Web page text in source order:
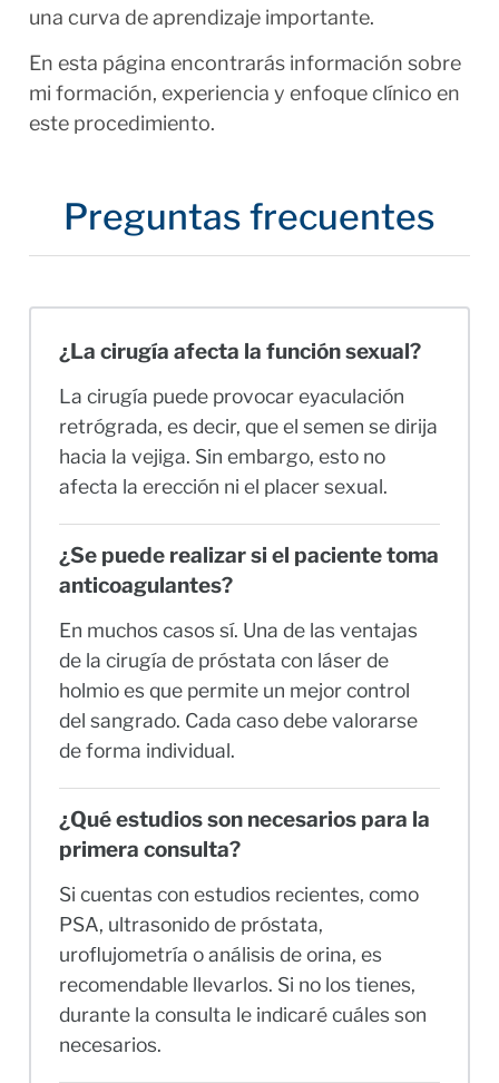
una curva de aprendizaje importante.
En esta página encontrarás información sobre
mi formación, experiencia y enfoque clínico en
este procedimiento.
Preguntas frecuentes
¿La cirugía afecta la función sexual?
La cirugía puede provocar eyaculación
retrógrada, es decir, que el semen se dirija
hacia la vejiga. Sin embargo, esto no
afecta la erección ni el placer sexual.
¿Se puede realizar si el paciente toma
anticoagulantes?
En muchos casos sí. Una de las ventajas
de la cirugía de próstata con láser de
holmio es que permite un mejor control
del sangrado. Cada caso debe valorarse
de forma individual.
¿Qué estudios son necesarios para la
primera consulta?
Si cuentas con estudios recientes, como
PSA, ultrasonido de próstata,
uroflujometría o análisis de orina, es
recomendable llevarlos. Si no los tienes,
durante la consulta le indicaré cuáles son
necesarios.